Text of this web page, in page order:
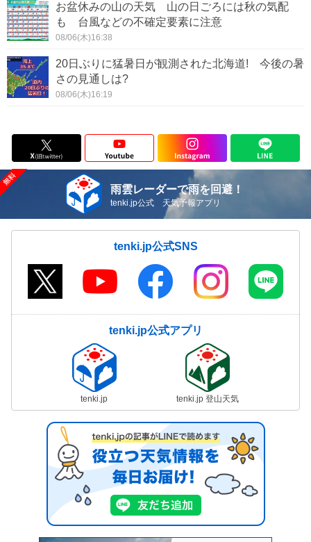
お盆休みの山の天気 山の日ごろには秋の気配
も 台風などの不確定要素に注意
08/06(木)16:38
20日ぶりに猛暑日が観測された北海道! 今後の暑
さの見通しは?
08/06(木)16:19
雨雲レーダーで雨を回避！
tenki.jp公式 天気予報アプリ
tenki.jp公式SNS
tenki.jp公式アプリ
tenki.jp tenki.jp 登山天気